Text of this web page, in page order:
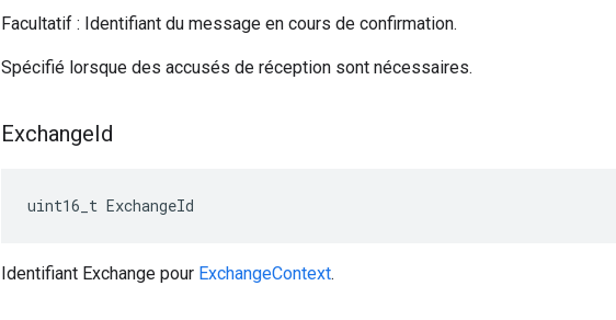
Facultatif : Identifiant du message en cours de confirmation.
Spécifié lorsque des accusés de réception sont nécessaires.
ExchangeId
uint16_t ExchangeId
Identifiant Exchange pour ExchangeContext.